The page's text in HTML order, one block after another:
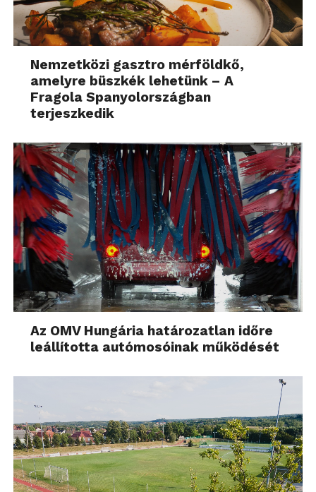
Nemzetközi gasztro mérföldkő,
amelyre büszkék lehetünk – A
Fragola Spanyolországban
terjeszkedik
Az OMV Hungária határozatlan időre
leállította autómosóinak működését